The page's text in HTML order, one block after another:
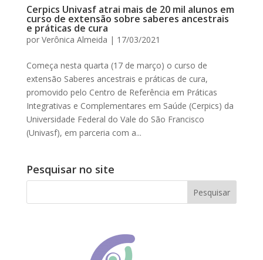
Cerpics Univasf atrai mais de 20 mil alunos em
curso de extensão sobre saberes ancestrais
e práticas de cura
por Verônica Almeida | 17/03/2021
Começa nesta quarta (17 de março) o curso de
extensão Saberes ancestrais e práticas de cura,
promovido pelo Centro de Referência em Práticas
Integrativas e Complementares em Saúde (Cerpics) da
Universidade Federal do Vale do São Francisco
(Univasf), em parceria com a...
Pesquisar no site